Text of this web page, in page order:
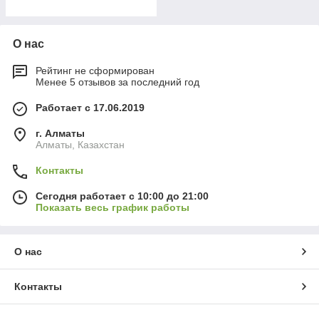
О нас
Рейтинг не сформирован
Менее 5 отзывов за последний год
Работает с 17.06.2019
г. Алматы
Алматы, Казахстан
Контакты
Сегодня работает с 10:00 до 21:00
Показать весь график работы
О нас
Контакты